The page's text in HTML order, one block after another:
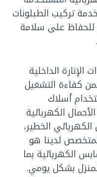
تركيب الطبلونات
للحفاظ على سلامة
الداخلية
كفاءة التشغيل
أسلاك
الكهربائية
الخطير،
لدينا هو
الكهربائية بما
بشكل يومي.